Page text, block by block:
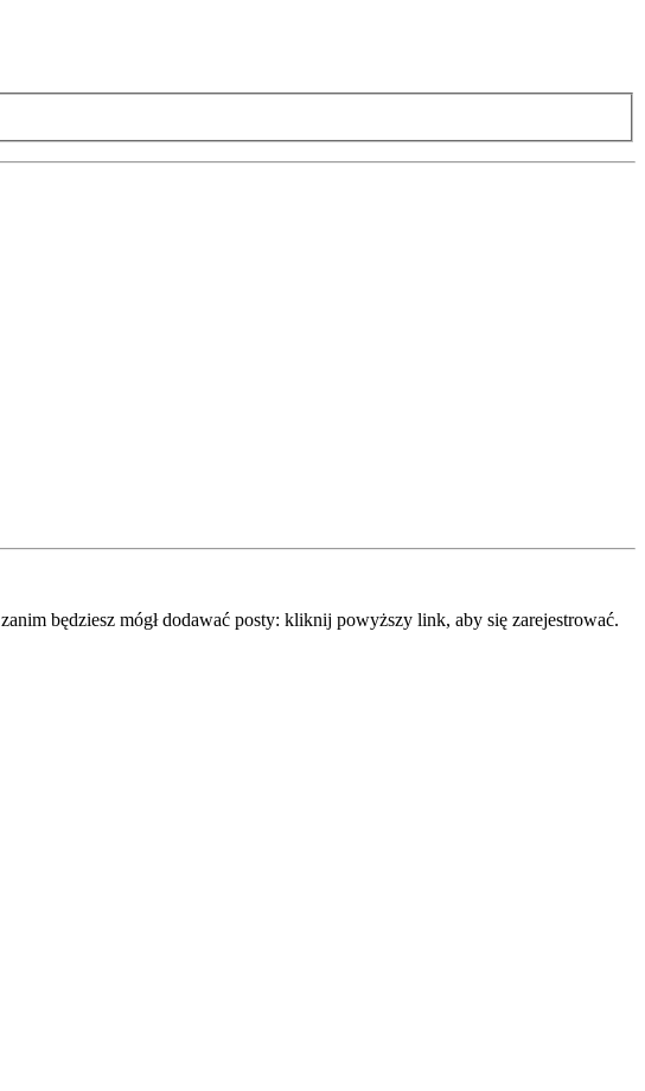
zanim będziesz mógł dodawać posty: kliknij powyższy link, aby się zarejestrować.